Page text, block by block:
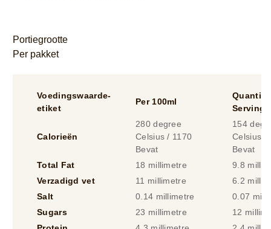
Portiegrootte
Per pakket
Voedingswaarde-
etiket
Per 100ml
Quantity
Serving
Calorieën
280 degree
Celsius / 1170
Bevat
154
Celsius /
Bevat
Total Fat
18 millimetre
9.8
Verzadigd vet
11 millimetre
6.2
Salt
0.14 millimetre
0.07
Sugars
23 millimetre
12